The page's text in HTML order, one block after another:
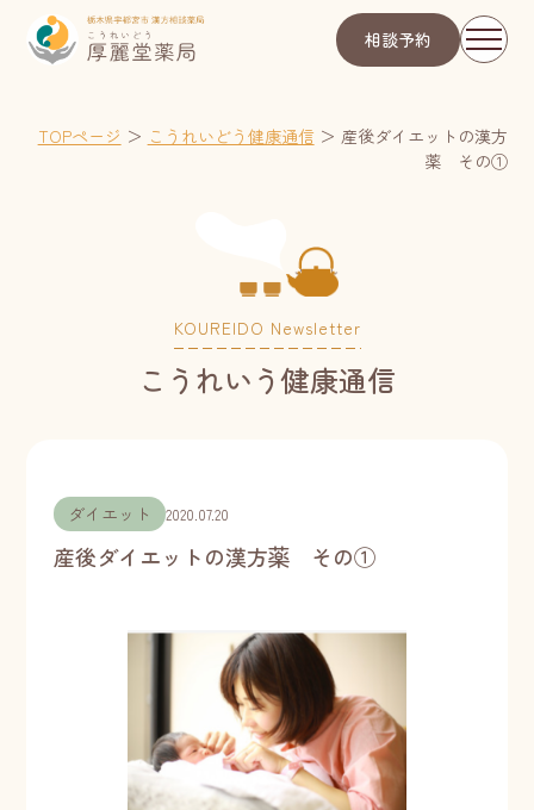
相談予約
TOPページ ＞ こうれいどう健康通信 ＞ 産後ダイエットの漢方
薬 その①
KOUREIDO Newsletter
こうれいう健康通信
ダイエット 2020.07.20
産後ダイエットの漢方薬 その①